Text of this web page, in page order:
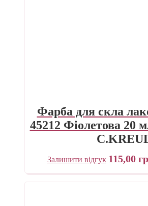
Фарба для скла
45212 Фіолетова 20
Залишити відгук 115,00